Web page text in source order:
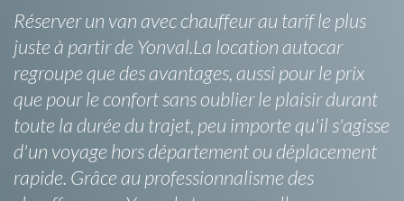
Réserver un van avec chauffeur au tarif le plus
juste à partir de Yonval.La location autocar
regroupe que des avantages, aussi pour le prix
que pour le confort sans oublier le plaisir durant
toute la durée du trajet, peu importe qu'il s'agisse
d'un voyage hors département ou déplacement
rapide. Grâce au professionnalisme des